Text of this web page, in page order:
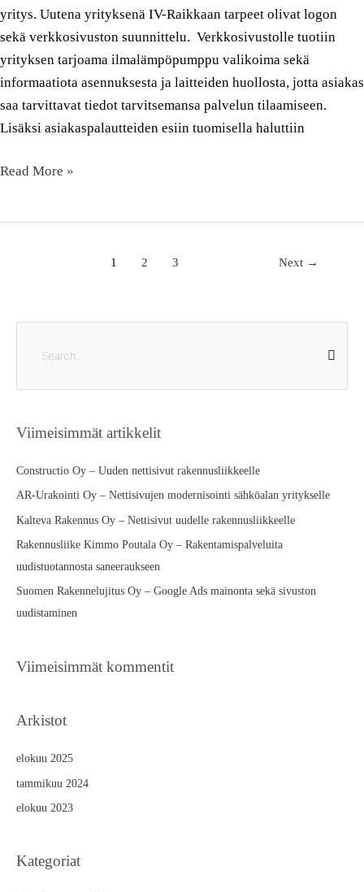
yritys. Uutena yrityksenä IV-Raikkaan tarpeet olivat logon
sekä verkkosivuston suunnittelu. Verkkosivustolle tuotiin
yrityksen tarjoama ilmalämpöpumppu valikoima sekä
informaatiota asennuksesta ja laitteiden huollosta, jotta asiakas
saa tarvittavat tiedot tarvitsemansa palvelun tilaamiseen.
Lisäksi asiakaspalautteiden esiin tuomisella haluttiin
Read More »
1 2 3 Next →
r
h
f
o
Viimeisimmät artikkelit
Constructio Oy – Uuden nettisivut rakennusliikkeelle
AR-Urakointi Oy – Nettisivujen modernisointi sähköalan yritykselle
Kalteva Rakennus Oy – Nettisivut uudelle rakennusliikkeelle
Rakennusliike Kimmo Poutala Oy – Rakentamispalveluita
uudistuotannosta saneeraukseen
Suomen Rakennelujitus Oy – Google Ads mainonta sekä sivuston
uudistaminen
Viimeisimmät kommentit
Arkistot
elokuu 2025
tammikuu 2024
elokuu 2023
Kategoriat